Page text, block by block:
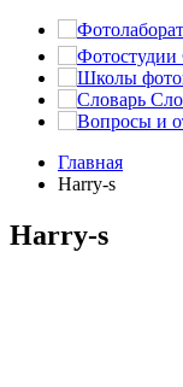
Главная
Harry-s
Harry-s